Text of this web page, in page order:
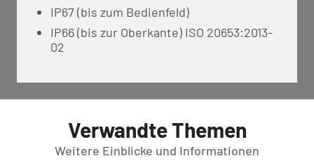
IP67 (bis zum Bedienfeld)
IP66 (bis zur Oberkante) ISO 20653:2013-
02
Verwandte Themen
Weitere Einblicke und Informationen